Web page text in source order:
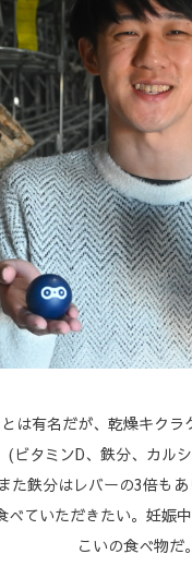
は有名だが、乾燥キクラ
(ビタミンD、鉄分、カル
鉄分はレバーの3倍も
ていただきたい。妊娠
こいの食べ物だ。